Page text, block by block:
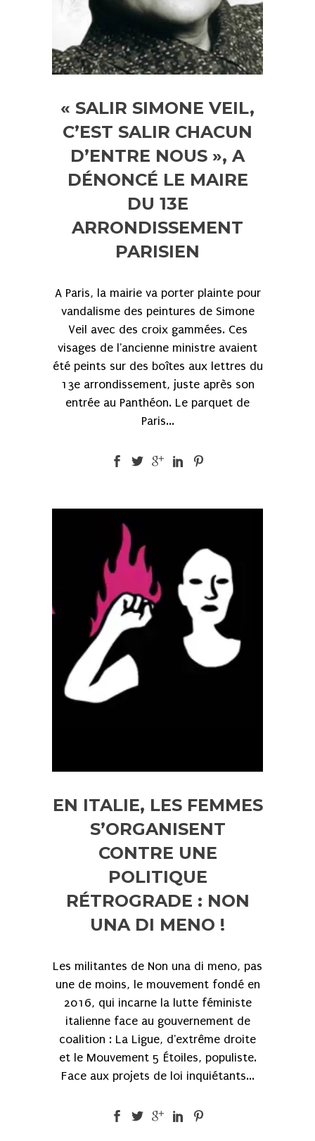
« SALIR SIMONE VEIL,
C’EST SALIR CHACUN
D’ENTRE NOUS », A
DÉNONCÉ LE MAIRE
DU 13E
ARRONDISSEMENT
PARISIEN
A Paris, la mairie va porter plainte pour
vandalisme des peintures de Simone
Veil avec des croix gammées. Ces
visages de l'ancienne ministre avaient
été peints sur des boîtes aux lettres du
13e arrondissement, juste après son
entrée au Panthéon. Le parquet de
Paris...
EN ITALIE, LES FEMMES
S’ORGANISENT
CONTRE UNE
POLITIQUE
RÉTROGRADE : NON
UNA DI MENO !
Les militantes de Non una di meno, pas
une de moins, le mouvement fondé en
2016, qui incarne la lutte féministe
italienne face au gouvernement de
coalition : La Ligue, d'extrême droite
et le Mouvement 5 Étoiles, populiste.
Face aux projets de loi inquiétants...